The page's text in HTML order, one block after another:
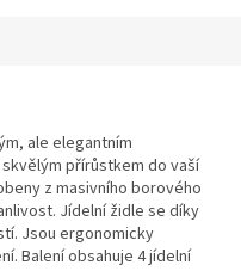
ale elegantním
přírůstkem do vaší
z masivního borového
Jídelní židle se díky
Jsou ergonomicky
Balení obsahuje 4 jídelní